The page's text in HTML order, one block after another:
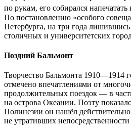
по рукам, его собирался
По постановлению «особого
Петербурга, на три года
столичных и университетских
Поздний Бальмонт
Творчество Бальмонта 1910—1914
отмечено впечатлениями от
продолжительных поездок — в
на острова Океании. Поэту
Полинезии он нашёл
не утративших